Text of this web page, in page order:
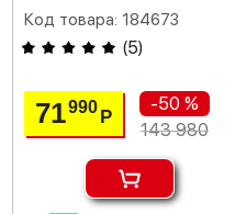
Код товара: 184673
(5)
71990Р
-50 %
143 980